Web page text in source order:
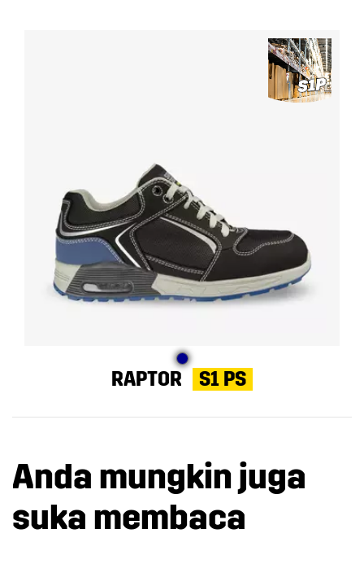
RAPTOR S1 PS
Anda mungkin juga
suka membaca